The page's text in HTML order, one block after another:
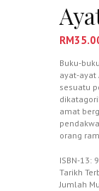
RM
Buku-
ayat-ayat
sesuatu
amat
orang
ISBN-13:
Tarikh
Jumlah